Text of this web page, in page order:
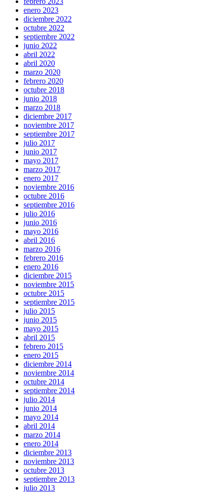
enero 2023
diciembre 2022
octubre 2022
septiembre 2022
junio 2022
abril 2022
abril 2020
marzo 2020
febrero 2020
octubre 2018
junio 2018
marzo 2018
diciembre 2017
noviembre 2017
septiembre 2017
julio 2017
junio 2017
mayo 2017
marzo 2017
enero 2017
noviembre 2016
octubre 2016
septiembre 2016
julio 2016
junio 2016
mayo 2016
abril 2016
marzo 2016
febrero 2016
enero 2016
diciembre 2015
noviembre 2015
octubre 2015
septiembre 2015
julio 2015
junio 2015
mayo 2015
abril 2015
febrero 2015
enero 2015
diciembre 2014
noviembre 2014
octubre 2014
septiembre 2014
julio 2014
junio 2014
mayo 2014
abril 2014
marzo 2014
enero 2014
diciembre 2013
noviembre 2013
octubre 2013
septiembre 2013
julio 2013